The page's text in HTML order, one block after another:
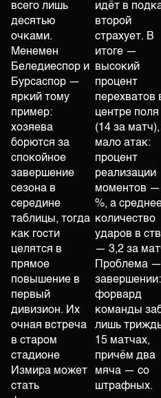
всего лишь
десятью
очками.
Менемен
Беледиеспор и
Бурсаспор —
яркий тому
пример:
хозяева
борются за
спокойное
завершение
сезона в
середине
таблицы, тогда
как гости
целятся в
прямое
повышение в
первый
дивизион. Их
очная встреча
в старом
стадионе
Измира может
стать
идёт в
второй
страхует. В
итоге —
высокий
процент
перехватов
центре поля
(14 за
мало атак:
процент
реализации
моментов —
%, а
количество
ударов в
— 3,2 за
Проблема
завершении:
форвард
команды
лишь
15 матчах,
причём два
мяча — со
штрафных.